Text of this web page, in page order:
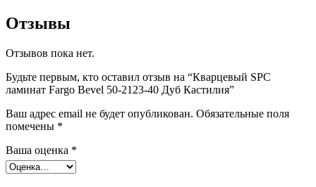
Отзывы
Отзывов пока нет.
Будьте первым, кто оставил отзыв на “Кварцевый SPC
ламинат Fargo Bevel 50-2123-40 Дуб Кастилия”
Ваш адрес email не будет опубликован. Обязательные поля
помечены *
Ваша оценка *